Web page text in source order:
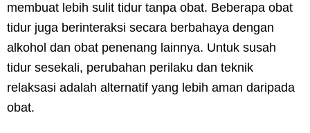
membuat lebih sulit tidur tanpa obat. Beberapa obat
tidur juga berinteraksi secara berbahaya dengan
alkohol dan obat penenang lainnya. Untuk susah
tidur sesekali, perubahan perilaku dan teknik
relaksasi adalah alternatif yang lebih aman daripada
obat.